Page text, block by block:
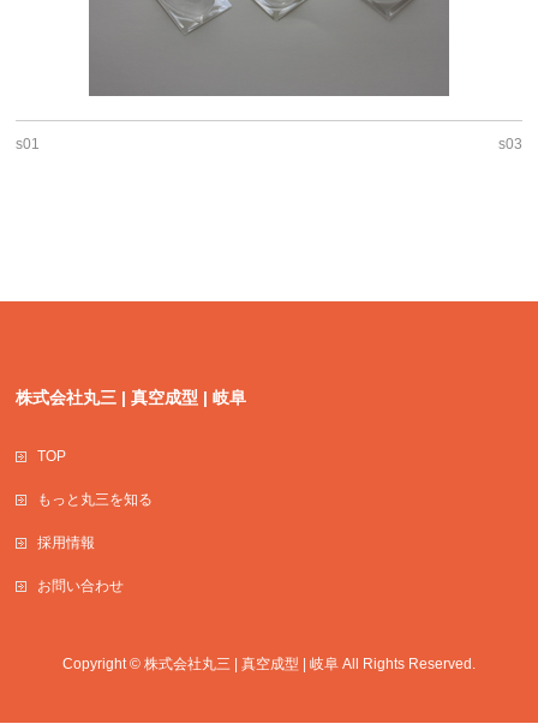
s01 s03
株式会社丸三 | 真空成型 | 岐阜
TOP
もっと丸三を知る
採用情報
お問い合わせ
Copyright © 株式会社丸三 | 真空成型 | 岐阜All Rights Reserved.